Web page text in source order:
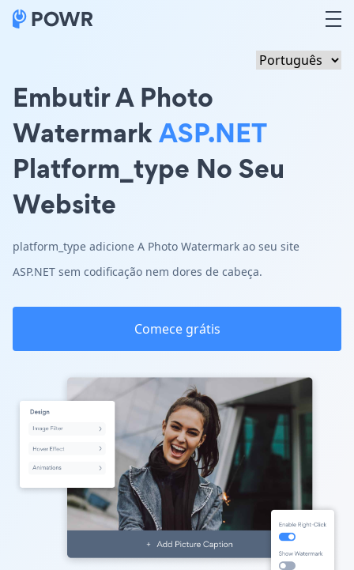
Embutir A Photo
WatermarkASP.NET
Platform_type No Seu
Website
platform_type adicione A Photo Watermark ao seu site
ASP.NET sem codificação nem dores de cabeça.
Comece grátis